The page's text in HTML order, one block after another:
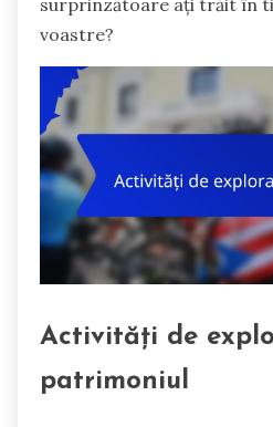
voastre?
Activități de
patrimoniul